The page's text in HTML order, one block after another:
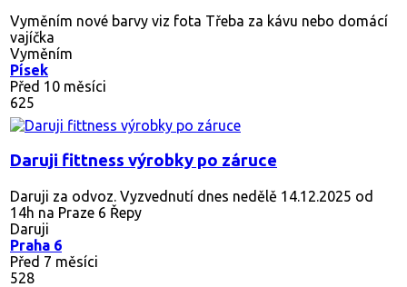
Vyměním nové barvy viz fota Třeba za kávu nebo domácí
vajíčka
Vyměním
Písek
Před 10 měsíci
625
Daruji fittness výrobky po záruce
Daruji za odvoz. Vyzvednutí dnes nedělě 14.12.2025 od
14h na Praze 6 Řepy
Daruji
Praha 6
Před 7 měsíci
528